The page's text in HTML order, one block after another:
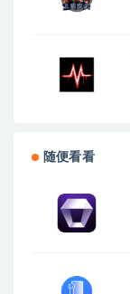
随便看看